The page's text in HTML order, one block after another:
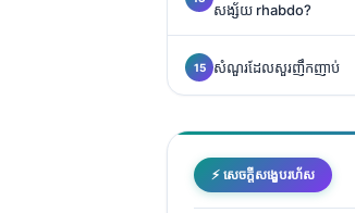
សង្ស័យ rhabdo?
សំណួរដែលសួរញឹកញាប់
⚡ សេចក្តីសង្ខេបរហ័ស